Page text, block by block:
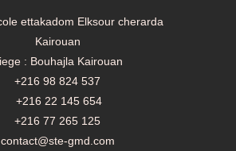
ettakadom Elksour cherarda
Kairouan
: Bouhajla Kairouan
+216 98 824 537
+216 22 145 654
+216 77 265 125
contact@ste-gmd.com